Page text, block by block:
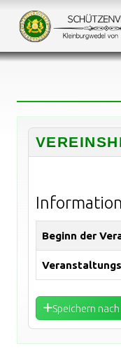
Beginn der
Speichern nach